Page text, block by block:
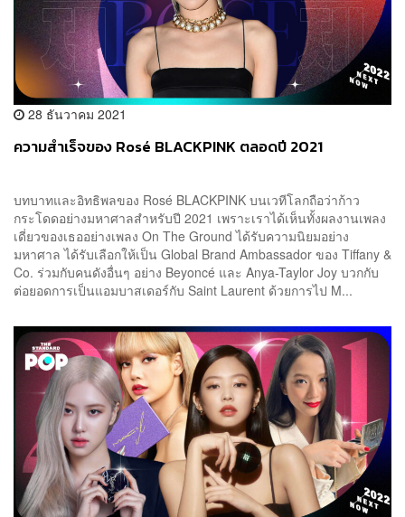
28 ธันวาคม 2021
ความสำเร็จของ Rosé BLACKPINK ตลอดปี 2021
บทบาทและอิทธิพลของ Rosé BLACKPINK บนเวทีโลกถือว่าก้าว
กระโดดอย่างมหาศาลสำหรับปี 2021 เพราะเราได้เห็นทั้งผลงานเพลง
เดี่ยวของเธออย่างเพลง On The Ground ได้รับความนิยมอย่าง
มหาศาล ได้รับเลือกให้เป็น Global Brand Ambassador ของ Tiffany &
Co. ร่วมกับคนดังอื่นๆ อย่าง Beyoncé และ Anya-Taylor Joy บวกกับ
ต่อยอดการเป็นแอมบาสเดอร์กับ Saint Laurent ด้วยการไป M...